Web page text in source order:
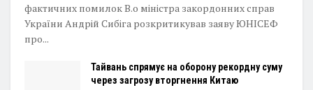
фактичних помилок В.о міністра закордонних справ
України Андрій Сибіга розкритикував заяву ЮНІСЕФ
про...
Тайвань спрямує на оборону рекордну суму
через загрозу вторгнення Китаю